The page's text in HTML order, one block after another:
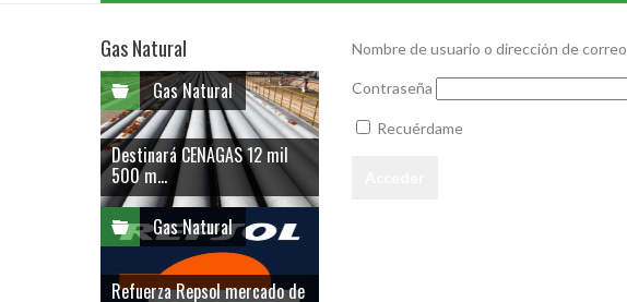
Nombre de usuario o dirección de correo
Contraseña
Recuérdame
Gas Natural
Gas Natural
Destinará CENAGAS 12 mil
500 m...
Gas Natural
Refuerza Repsol mercado de